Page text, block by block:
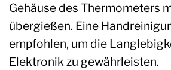
Gehäuse des Thermometers
übergießen. Eine
empfohlen, um die
Elektronik zu gewährleisten.